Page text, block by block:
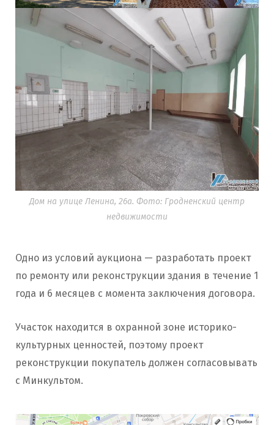
Дом на улице Ленина, 26а. Фото: Гродненский центр
недвижимости
Одно из условий аукциона — разработать проект
по ремонту или реконструкции здания в течение 1
года и 6 месяцев с момента заключения договора.
Участок находится в охранной зоне историко-
культурных ценностей, поэтому проект
реконструкции покупатель должен согласовывать
с Минкультом.